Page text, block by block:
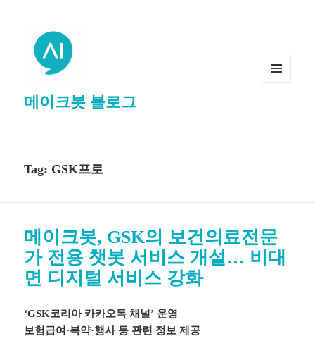
메이크봇 블로그
Tag: GSK프로
메이크봇, GSK의 보건의료전문
가 전용 챗봇 서비스 개설… 비대
면 디지털 서비스 강화
‘GSK코리아 카카오톡 채널’ 운영
보험급여·복약·행사 등 관련 정보 제공